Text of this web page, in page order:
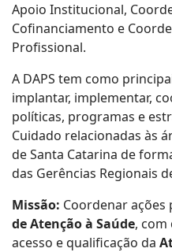
Apoio Institucional,
Cofinanciamento e
Profissional.
A DAPS tem como
implantar, implementar,
políticas, programas e
Cuidado relacionadas às
de Santa Catarina de
das Gerências Regionais
Missão: Coordenar ações
de Atenção à Saúde, com
acesso e qualificação da